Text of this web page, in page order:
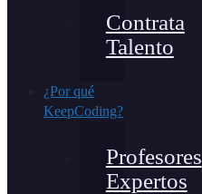
Contrata
Talento
¿Por qué
KeepCoding?
Profesores
Expertos